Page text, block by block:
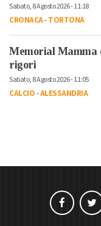
Sabato, 8 Agosto 2026 - 11:18
CRONACA-TORTONA
Memorial Mamma
rigori
Sabato, 8 Agosto 2026 - 11:05
CALCIO-ALESSANDRIA